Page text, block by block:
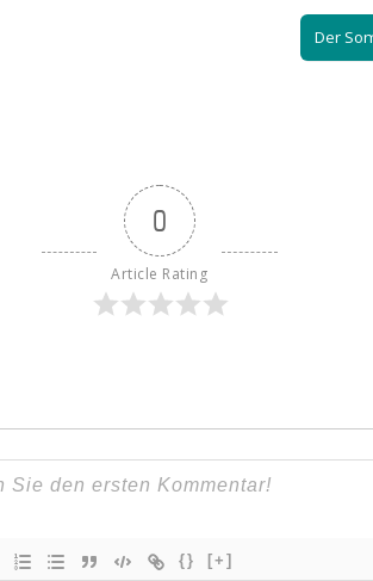
Der
0
Article Rating
{} [+]